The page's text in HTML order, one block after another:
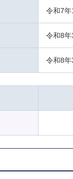
令和7年
令和8年
令和8年